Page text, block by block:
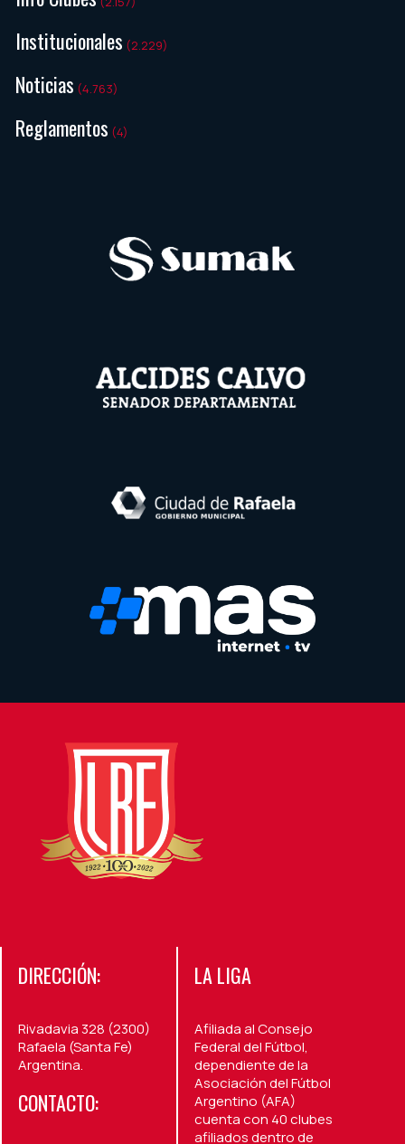
Institucionales (2.229)
Noticias (4.763)
Reglamentos (4)
DIRECCIÓN:
Rivadavia 328 (2300)
Rafaela (Santa Fe)
Argentina.
CONTACTO:
LA LIGA
Afiliada al Consejo
Federal del Fútbol,
dependiente de la
Asociación del Fútbol
Argentino (AFA)
cuenta con 40 clubes
afiliados dentro de